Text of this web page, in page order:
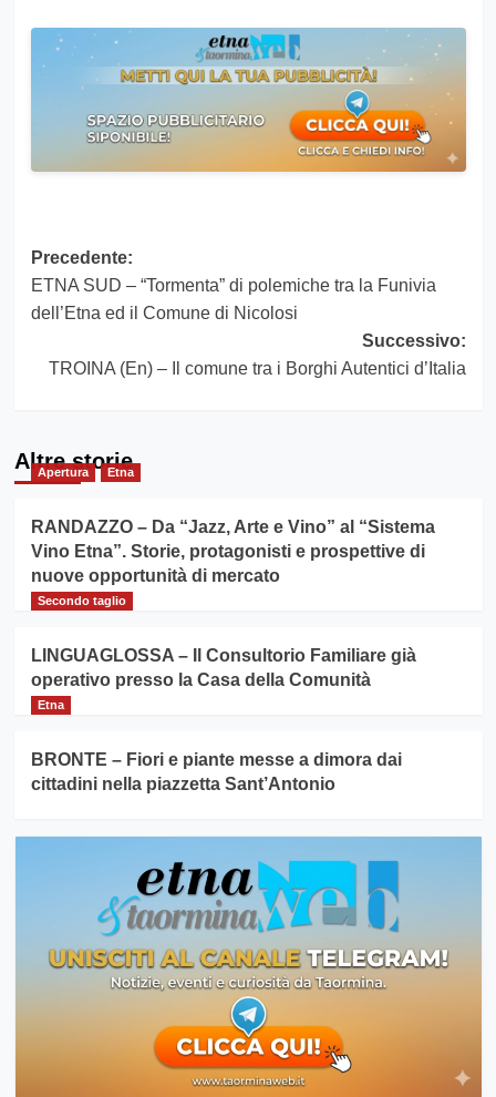
Navigazione
articolo
Precedente:
ETNA SUD – “Tormenta” di polemiche tra la Funivia
dell’Etna ed il Comune di Nicolosi
Successivo:
TROINA (En) – Il comune tra i Borghi Autentici d’Italia
Altre storie
Apertura Etna
RANDAZZO – Da “Jazz, Arte e Vino” al “Sistema
Vino Etna”. Storie, protagonisti e prospettive di
nuove opportunità di mercato
Secondo taglio
LINGUAGLOSSA – Il Consultorio Familiare già
operativo presso la Casa della Comunità
Etna
BRONTE – Fiori e piante messe a dimora dai
cittadini nella piazzetta Sant’Antonio